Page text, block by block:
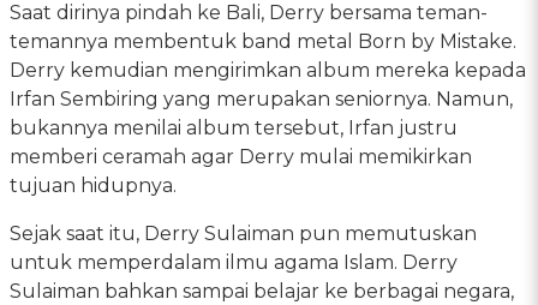
Saat dirinya pindah ke Bali, Derry bersama teman-
temannya membentuk band metal Born by Mistake.
Derry kemudian mengirimkan album mereka kepada
Irfan Sembiring yang merupakan seniornya. Namun,
bukannya menilai album tersebut, Irfan justru
memberi ceramah agar Derry mulai memikirkan
tujuan hidupnya.
Sejak saat itu, Derry Sulaiman pun memutuskan
untuk memperdalam ilmu agama Islam. Derry
Sulaiman bahkan sampai belajar ke berbagai negara,